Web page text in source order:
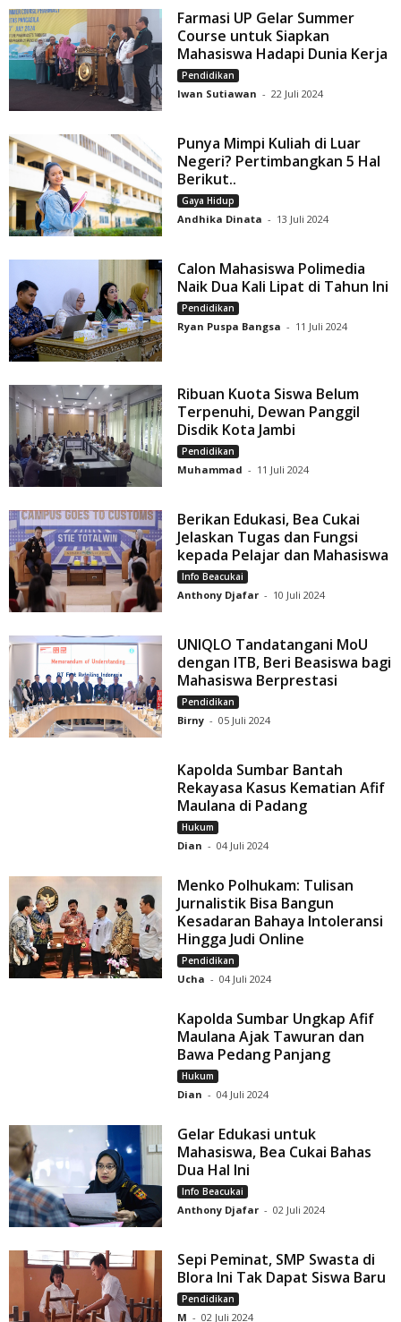
Farmasi UP Gelar Summer
Course untuk Siapkan
Mahasiswa Hadapi Dunia Kerja
Pendidikan
Iwan Sutiawan - 22 Juli 2024
Punya Mimpi Kuliah di Luar
Negeri? Pertimbangkan 5 Hal
Berikut..
Gaya Hidup
Andhika Dinata - 13 Juli 2024
Calon Mahasiswa Polimedia
Naik Dua Kali Lipat di Tahun Ini
Pendidikan
Ryan Puspa Bangsa - 11 Juli 2024
Ribuan Kuota Siswa Belum
Terpenuhi, Dewan Panggil
Disdik Kota Jambi
Pendidikan
Muhammad - 11 Juli 2024
Berikan Edukasi, Bea Cukai
Jelaskan Tugas dan Fungsi
kepada Pelajar dan Mahasiswa
Info Beacukai
Anthony Djafar - 10 Juli 2024
UNIQLO Tandatangani MoU
dengan ITB, Beri Beasiswa bagi
Mahasiswa Berprestasi
Pendidikan
Birny - 05 Juli 2024
Kapolda Sumbar Bantah
Rekayasa Kasus Kematian Afif
Maulana di Padang
Hukum
Dian - 04 Juli 2024
Menko Polhukam: Tulisan
Jurnalistik Bisa Bangun
Kesadaran Bahaya Intoleransi
Hingga Judi Online
Pendidikan
Ucha - 04 Juli 2024
Kapolda Sumbar Ungkap Afif
Maulana Ajak Tawuran dan
Bawa Pedang Panjang
Hukum
Dian - 04 Juli 2024
Gelar Edukasi untuk
Mahasiswa, Bea Cukai Bahas
Dua Hal Ini
Info Beacukai
Anthony Djafar - 02 Juli 2024
Sepi Peminat, SMP Swasta di
Blora Ini Tak Dapat Siswa Baru
Pendidikan
M - 02 Juli 2024